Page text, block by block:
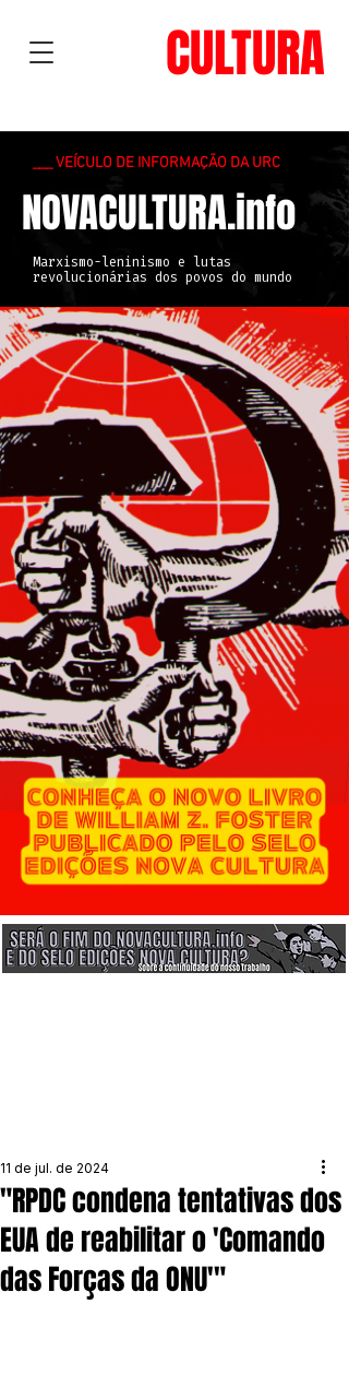
CULTURA
___ VEÍCULO DE INFORMAÇÃO DA URC
NOVACULTURA.info
Marxismo-leninismo e lutas
revolucionárias dos povos do mundo
"RPDC condena tentativas dos
EUA de reabilitar o 'Comando
das Forças da ONU'"
11 de jul. de 2024